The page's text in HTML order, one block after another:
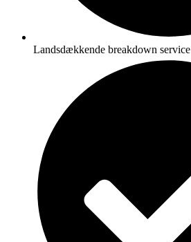
Landsdækkende breakdown service